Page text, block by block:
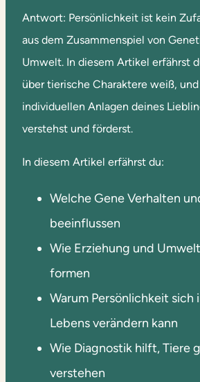
Antwort: Persönlichkeit ist kein
aus dem Zusammenspiel von
Umwelt. In diesem Artikel erfährst
über tierische Charaktere weiß,
individuellen Anlagen deines
verstehst und förderst.
In diesem Artikel erfährst du:
Welche Gene Verhalten
beeinflussen
Wie Erziehung und
formen
Warum Persönlichkeit sich
Lebens verändern kann
Wie Diagnostik hilft, Tiere
verstehen